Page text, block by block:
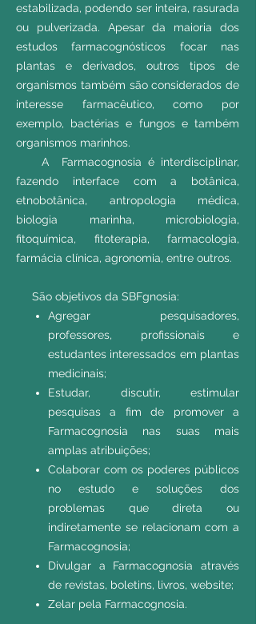
estabilizada, podendo ser inteira, rasurada
ou pulverizada. Apesar da maioria dos
estudos farmacognósticos focar nas
plantas e derivados, outros tipos de
organismos também são considerados de
interesse farmacêutico, como por
exemplo, bactérias e fungos e também
organismos marinhos.
A Farmacognosia é interdisciplinar,
fazendo interface com a botânica,
etnobotânica, antropologia médica,
biologia marinha, microbiologia,
fitoquímica, fitoterapia, farmacologia,
farmácia clínica, agronomia, entre outros.
São objetivos da SBFgnosia:
Agregar pesquisadores,
professores, profissionais e
estudantes interessados em plantas
medicinais;
Estudar, discutir, estimular
pesquisas a fim de promover a
Farmacognosia nas suas mais
amplas atribuições;
Colaborar com os poderes públicos
no estudo e soluções dos
problemas que direta ou
indiretamente se relacionam com a
Farmacognosia;
Divulgar a Farmacognosia através
de revistas, boletins, livros, website;
Zelar pela Farmacognosia.